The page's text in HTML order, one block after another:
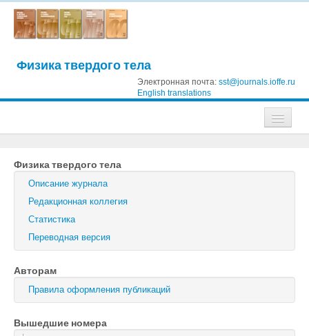
Физика твердого тела
Электронная почта: sst@journals.ioffe.ru
English translations
Журнал технической физики
Письма в Журнал технической физики
Физика твердого тела
Физика и техника полупроводников
Оптика и спектроскопия
Поиск
Войти
Физика твердого тела
Описание журнала
Редакционная коллегия
Статистика
Переводная версия
Авторам
Правила оформления публикаций
Вышедшие номера